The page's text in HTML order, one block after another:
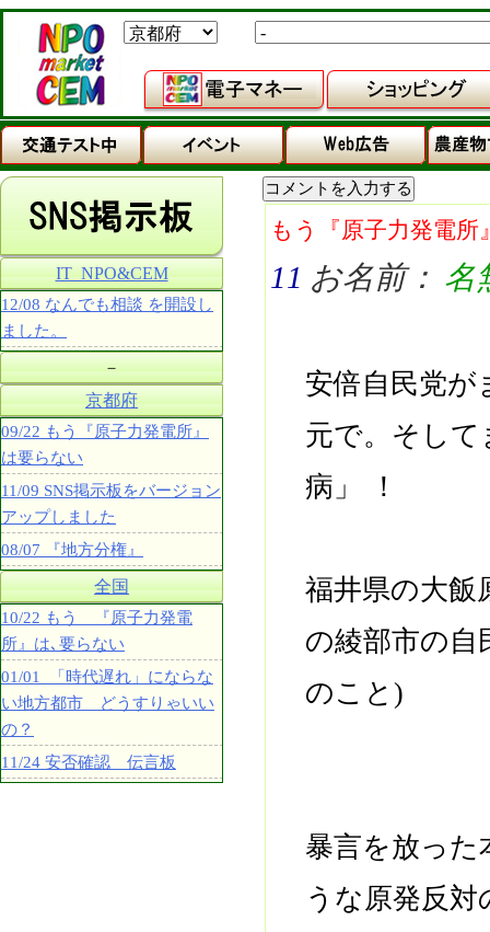
もう『原子力発電
11 お名前： 名
安倍自民党が
元で。そして
病」 ！
福井県の大飯
の綾部市の自
のこと)
暴言を放った
うな原発反
IT_NPO&CEM
12/08 なんでも相談 を開設し
ました。
－
京都府
09/22 もう『原子力発電所』
は要らない
11/09 SNS掲示板をバージョン
アップしました
08/07 『地方分権』
全国
10/22 もう 『原子力発電
所』は､要らない
01/01 「時代遅れ」にならな
い地方都市 どうすりゃいい
の？
11/24 安否確認 伝言板